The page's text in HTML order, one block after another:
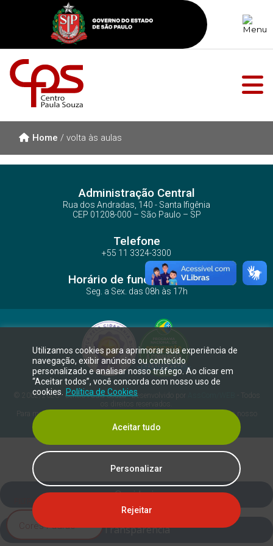
Utilizamos cookies para aprimorar sua experiência de
navegação, exibir anúncios ou conteúdo
personalizado e analisar nosso tráfego. Ao clicar em
“Aceitar todos”, você concorda com nosso uso de
cookies.
Política de Cookies
Personalizar
Rejeitar
Aceitar tudo
FILTRO DE DALTONISMO
Home / volta às aulas
Administração Central
Rua dos Andradas, 140 - Santa Ifigênia
CEP 01208-000 – São Paulo – SP
Telefone
+55 11 3324-3300
Horário de funcionamento
Seg. a Sex. das 08h às 17h
© 2002/2026 - Centro Paula Souza - Desenvolvido por
os direitos reservados.
Para mais informações de como os dados pessoais são tratados em nosso
site acesse
Aviso de Privacidade
Ouvidoria
Transparência